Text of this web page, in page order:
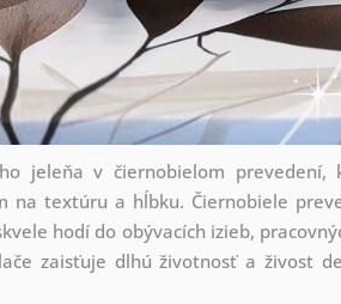
jeleňa v čiernobielom
na textúru a hĺbku. Čiernobiele
hodí do obývacích izieb,
zaisťuje dlhú životnosť a živost